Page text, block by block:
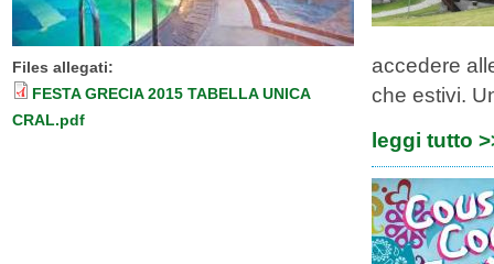
Files allegati:
FESTA GRECIA 2015 TABELLA UNICA
CRAL.pdf
accedere
che estivi.
leggi tutto